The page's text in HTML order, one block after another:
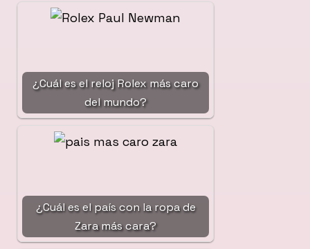
¿Cuál es el reloj Rolex más caro
del mundo?
¿Cuál es el país con la ropa de
Zara más cara?